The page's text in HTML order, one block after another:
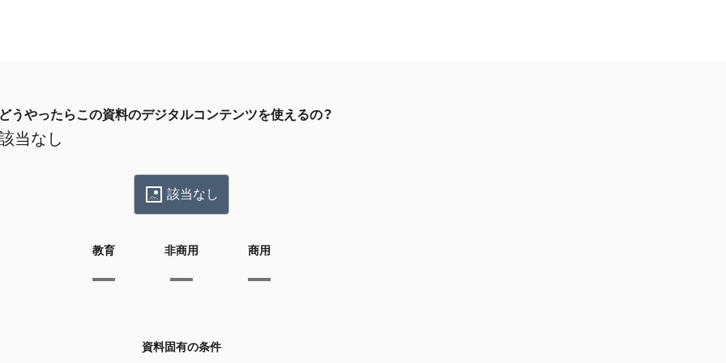
どうやったらこの資料のデジタルコンテンツを使えるの？
当なし
該当なし
教育 非商用 商用
資料固有の条件